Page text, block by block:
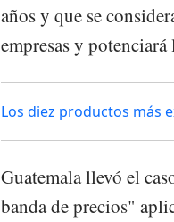
años y que se
empresas y
Los diez productos más
Guatemala llevó el
banda de precios"